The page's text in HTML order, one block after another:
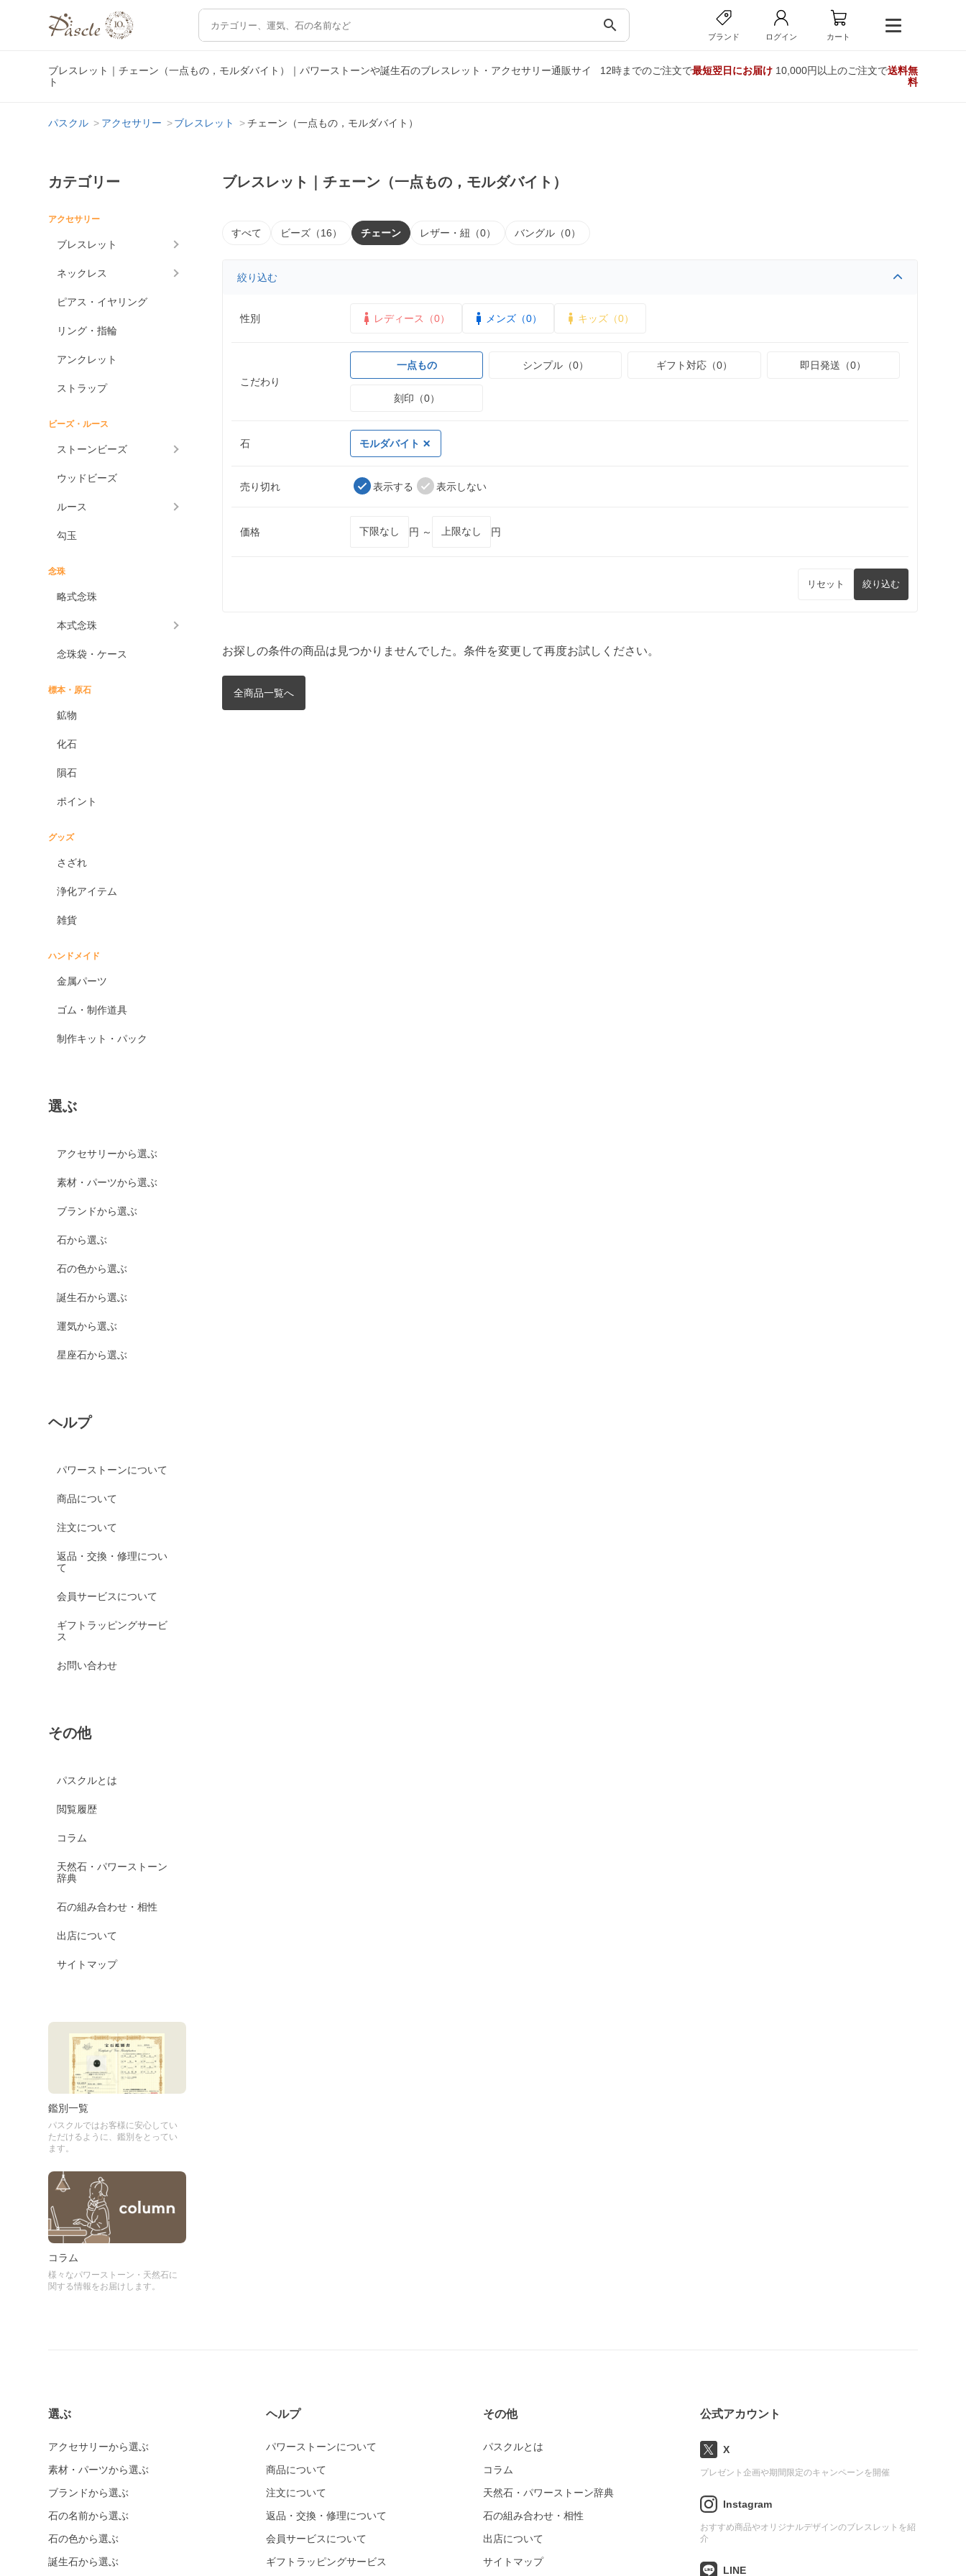
search
ブランド ログイン カート
ブレスレット｜チェーン（一点もの，モルダバイト）｜パワーストーンや誕生石のブレスレット・アクセサリー通販サイ
ト
12時までのご注文で最短翌日にお届け10,000円以上のご注文で送料無
料
パスクル アクセサリー ブレスレット チェーン（一点もの，モルダバイト）
カテゴリー
アクセサリー
ブレスレット
ネックレス
ピアス・イヤリング
リング・指輪
アンクレット
ストラップ
ビーズ・ルース
ストーンビーズ
ウッドビーズ
ルース
勾玉
念珠
略式念珠
本式念珠
念珠袋・ケース
標本・原石
鉱物
化石
隕石
ポイント
グッズ
さざれ
浄化アイテム
雑貨
ハンドメイド
金属パーツ
ゴム・制作道具
制作キット・パック
選ぶ
アクセサリーから選ぶ
素材・パーツから選ぶ
ブランドから選ぶ
石から選ぶ
石の色から選ぶ
誕生石から選ぶ
運気から選ぶ
星座石から選ぶ
ヘルプ
パワーストーンについて
商品について
注文について
返品・交換・修理につい
て
会員サービスについて
ギフトラッピングサービ
ス
お問い合わせ
その他
パスクルとは
閲覧履歴
コラム
天然石・パワーストーン
辞典
石の組み合わせ・相性
出店について
サイトマップ
鑑別一覧
パスクルではお客様に安心してい
ただけるように、鑑別をとってい
ます。
コラム
様々なパワーストーン・天然石に
関する情報をお届けします。
ブレスレット｜チェーン（一点もの，モルダバイト）
すべて ビーズ（16） チェーン レザー・紐（0） バングル（0）
絞り込む
性別 レディース（0） メンズ（0） キッズ（0）
こだわり
一点もの シンプル（0） ギフト対応（0） 即日発送（0）
刻印（0）
石 モルダバイト
売り切れ 表示する 表示しない
価格 円 ～ 円
リセット 絞り込む
お探しの条件の商品は見つかりませんでした。条件を変更して再度お試しください。
全商品一覧へ
選ぶ
アクセサリーから選ぶ
素材・パーツから選ぶ
ブランドから選ぶ
石の名前から選ぶ
石の色から選ぶ
誕生石から選ぶ
ヘルプ
パワーストーンについて
商品について
注文について
返品・交換・修理について
会員サービスについて
ギフトラッピングサービス
その他
パスクルとは
コラム
天然石・パワーストーン辞典
石の組み合わせ・相性
出店について
サイトマップ
公式アカウント
X
プレゼント企画や期間限定のキャンペーンを開催
Instagram
おすすめ商品やオリジナルデザインのブレスレットを紹
介
LINE